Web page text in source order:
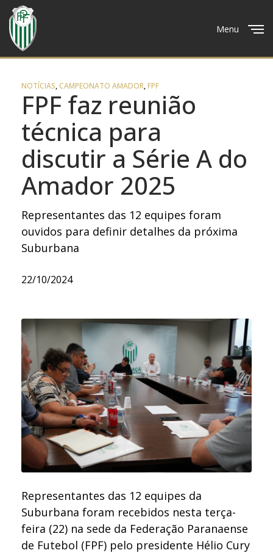
Menu
NOTÍCIAS,CAMPEONATO AMADOR,FPF
FPF faz reunião
técnica para
discutir a Série A do
Amador 2025
Representantes das 12 equipes foram
ouvidos para definir detalhes da próxima
Suburbana
22/10/2024
Representantes das 12 equipes da
Suburbana foram recebidos nesta terça-
feira (22) na sede da Federação Paranaense
de Futebol (FPF) pelo presidente Hélio Cury